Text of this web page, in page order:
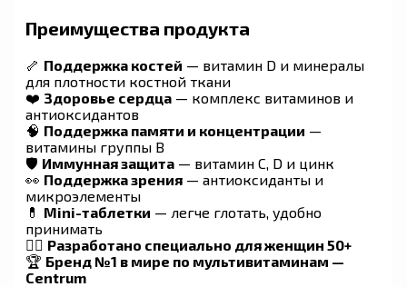
Преимущества продукта
🦴 Поддержка костей — витамин D и минералы
для плотности костной ткани
❤️ Здоровье сердца — комплекс витаминов и
антиоксидантов
🧠 Поддержка памяти и концентрации —
витамины группы B
🛡 Иммунная защита — витамин C, D и цинк
👀 Поддержка зрения — антиоксиданты и
микроэлементы
💊 Mini-таблетки — легче глотать, удобно
принимать
👩‍⚕️ Разработано специально для женщин 50+
🏆 Бренд №1 в мире по мультивитаминам —
Centrum